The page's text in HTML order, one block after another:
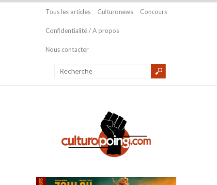
Tous les articles Culturonews Concours
Confidentialité / A propos
Nous contacter